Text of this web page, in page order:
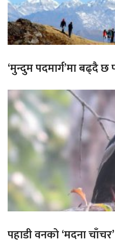
‘मुन्दुम पदमार्ग’मा बढ्दै
पहाडी वनको ‘मदना